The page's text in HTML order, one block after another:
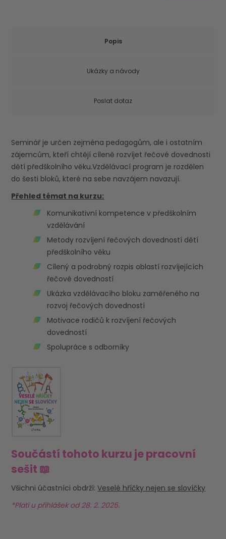
Popis
Ukázky a návody
Poslat dotaz
Seminář je určen zejména pedagogům, ale i ostatním
zájemcům, kteří chtějí cíleně rozvíjet řečové dovednosti
dětí předškolního věku.Vzdělávací program je rozdělen
do šesti bloků, které na sebe navzájem navazují.
Přehled témat na kurzu:
Komunikativní kompetence v předškolním
vzdělávání
Metody rozvíjení řečových dovedností dětí
předškolního věku
Cílený a podrobný rozpis oblastí rozvíjejících
řečové dovedností
Ukázka vzdělávacího bloku zaměřeného na
rozvoj řečových dovedností
Motivace rodičů k rozvíjení řečových
dovedností
Spolupráce s odborníky
Součástí tohoto kurzu je pracovní
sešit 📖
Všichni účastníci obdrží:Veselé hříčky nejen se slovíčky
*Platí u přihlášek od 28. 2. 2025.